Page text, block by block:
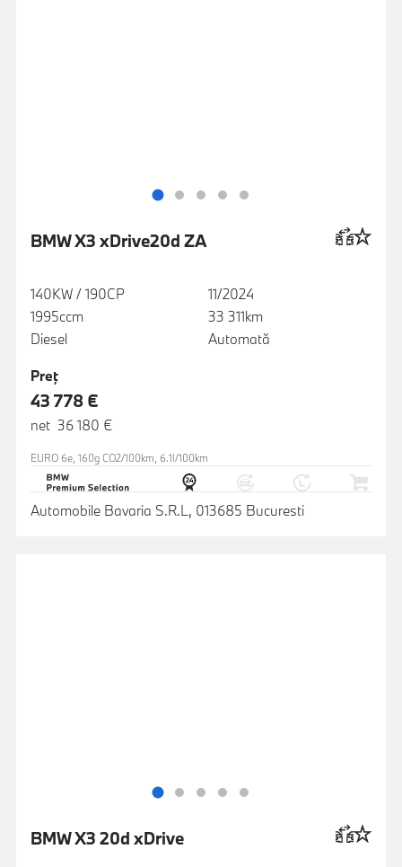
BMW X3 xDrive20d ZA
140KW / 190CP
1995ccm
Diesel
11/2024
33 311km
Automată
Preţ
43 778 €
net 36 180 €
EURO 6e, 160g CO2/100km, 6.1l/100km
Automobile Bavaria S.R.L, 013685 Bucuresti
BMW X3 20d xDrive